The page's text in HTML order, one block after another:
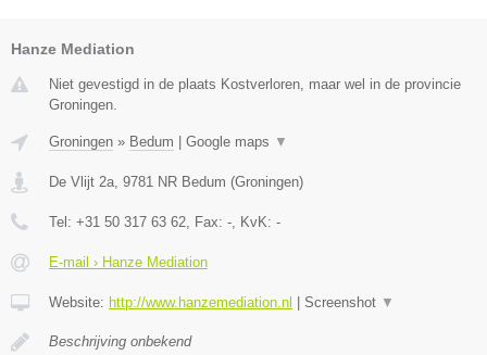
Hanze Mediation
Niet gevestigd in de plaats Kostverloren, maar wel in de provincie
Groningen.
Groningen » Bedum Google maps ▼
De Vlijt 2a, 9781 NR Bedum (Groningen)
Tel: +31 50 317 63 62, Fax: -, KvK: -
E-mail › Hanze Mediation
Website: http://www.hanzemediation.nl Screenshot ▼
Beschrijving onbekend